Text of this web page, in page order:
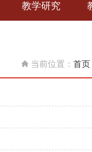
教学研究
当前位置： 首页